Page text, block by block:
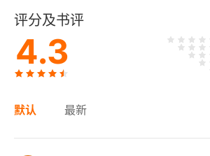
评分及书评
4.3
默认 最新